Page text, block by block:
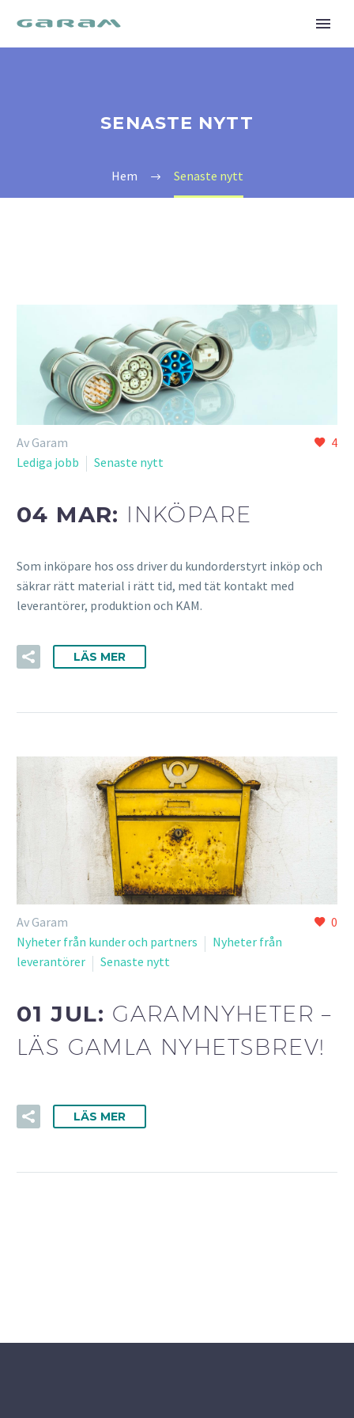
SENASTE NYTT
Hem Senaste nytt
4
Av Garam
Lediga jobb
Senaste nytt
04 MAR: INKÖPARE
Som inköpare hos oss driver du kundorderstyrt inköp och
säkrar rätt material i rätt tid, med tät kontakt med
leverantörer, produktion och KAM.
LÄS MER
0
Av Garam
Nyheter från kunder och partners
Nyheter från
leverantörer
Senaste nytt
01 JUL: GARAMNYHETER –
LÄS GAMLA NYHETSBREV!
LÄS MER